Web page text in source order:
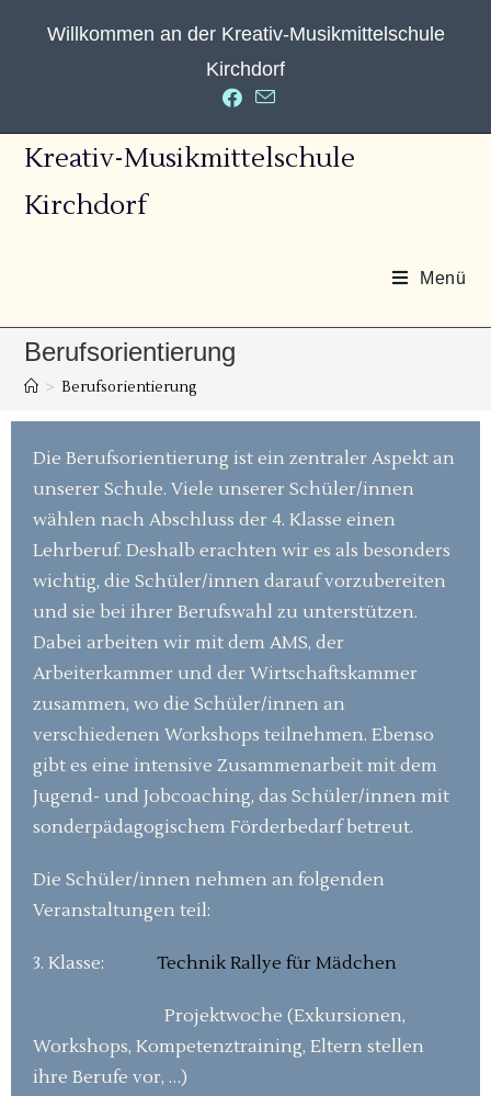
Willkommen an der Kreativ-Musikmittelschule
Kirchdorf
Kreativ-Musikmittelschule
Kirchdorf
Menü
Berufsorientierung
> Berufsorientierung
Die Berufsorientierung ist ein zentraler Aspekt an
unserer Schule. Viele unserer Schüler/innen
wählen nach Abschluss der 4. Klasse einen
Lehrberuf. Deshalb erachten wir es als besonders
wichtig, die Schüler/innen darauf vorzubereiten
und sie bei ihrer Berufswahl zu unterstützen.
Dabei arbeiten wir mit dem AMS, der
Arbeiterkammer und der Wirtschaftskammer
zusammen, wo die Schüler/innen an
verschiedenen Workshops teilnehmen. Ebenso
gibt es eine intensive Zusammenarbeit mit dem
Jugend- und Jobcoaching, das Schüler/innen mit
sonderpädagogischem Förderbedarf betreut.
Die Schüler/innen nehmen an folgenden
Veranstaltungen teil:
3. Klasse: Technik Rallye für Mädchen
Projektwoche (Exkursionen,
Workshops, Kompetenztraining, Eltern stellen
ihre Berufe vor, …)